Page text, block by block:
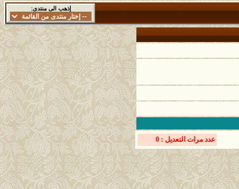
إذهب الى منتدى:
عدد مرات التعديل : 0